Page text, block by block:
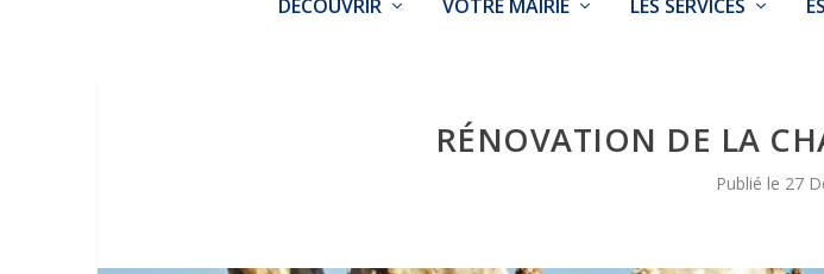
DÉCOUVRIR VOTRE MAIRIE LES SERVICES
RÉNOVATION DE LA
27